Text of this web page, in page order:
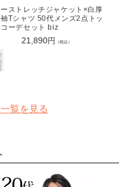
ストレッチジャケット×白厚
Tシャツ 50代メンズ2点トッ
ーデセット biz
通
21,890円 （税込）
覧を見る